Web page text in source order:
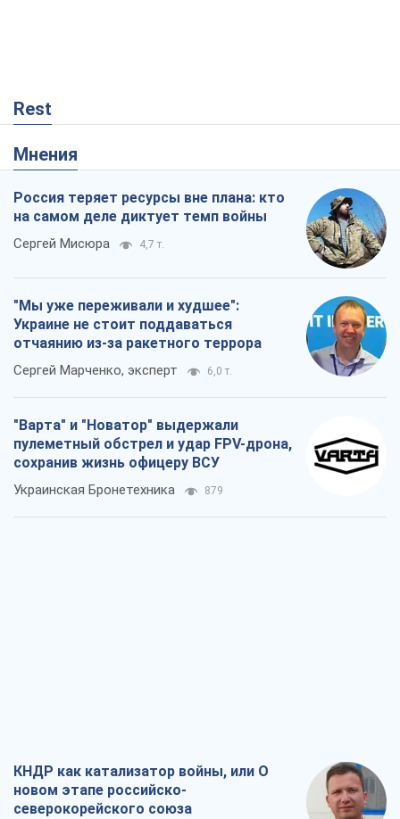
Rest
Мнения
Россия теряет ресурсы вне плана: кто
на самом деле диктует темп войны
Сергей Мисюра 4,7 т.
"Мы уже переживали и худшее":
Украине не стоит поддаваться
отчаянию из-за ракетного террора
Сергей Марченко, эксперт 6,0 т.
"Варта" и "Новатор" выдержали
пулеметный обстрел и удар FPV-дрона,
сохранив жизнь офицеру ВСУ
Украинская Бронетехника 879
КНДР как катализатор войны, или О
новом этапе российско-
северокорейского союза